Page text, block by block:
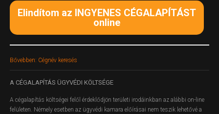
Elindítom az INGYENES CÉGALAPÍTÁST
online
Bővebben: Cégnév keresés
A CÉGALAPÍTÁS ÜGYVÉDI KÖLTSÉGE
A cégalapítás költségei felől érdeklődjön területi irodáinkban az alábbi on-line
felületen. Némely esetben az ügyvédi kamara előírásai nem teszik lehetővé a